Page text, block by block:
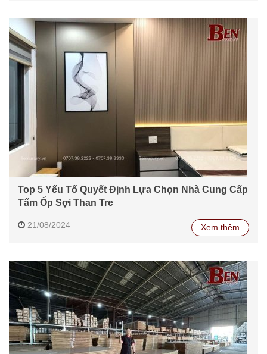
Top 5 Yếu Tố Quyết Định Lựa Chọn Nhà Cung Cấp
Tấm Ốp Sợi Than Tre
21/08/2024 Xem thêm